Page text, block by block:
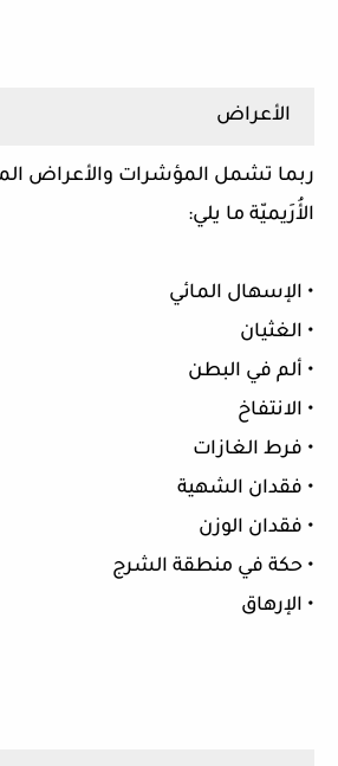
الأعراض
ربما تشمل المؤشرات والأعراض
الأُرَيميّة ما يلي:
• الإسهال المائي
• الغثيان
• ألم في البطن
• الانتفاخ
• فرط الغازات
• فقدان الشهية
• فقدان الوزن
• حكة في منطقة الشرج
• الإرهاق